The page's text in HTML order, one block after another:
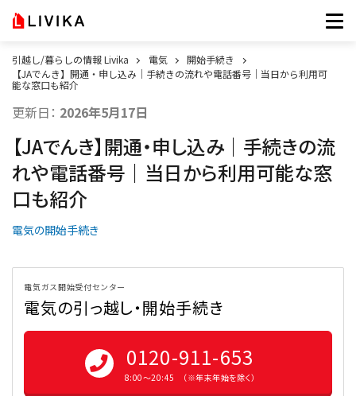
引越し/暮らしの情報 Livika 電気
開始手続き
【JAでんき】開通・申し込み｜手続きの流れや電話番号｜当日から利用可
能な窓口も紹介
更新日： 2026年5月17日
【JAでんき】開通・申し込み｜手続きの流
れや電話番号｜当日から利用可能な窓
口も紹介
電気の開始手続き
電気ガス開始受付センター
電気の引っ越し・開始手続き
0120-911-653
8:00〜20:45 （※年末年始を除く）